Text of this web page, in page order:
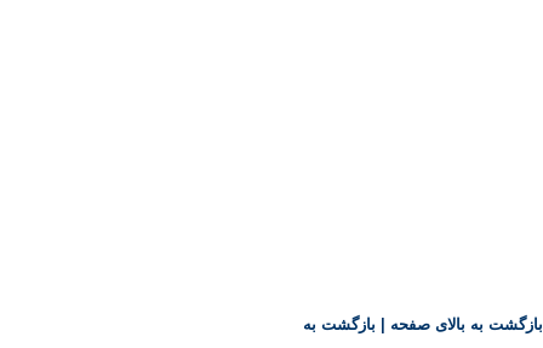
بازگشت به بالای صفحه بازگشت به